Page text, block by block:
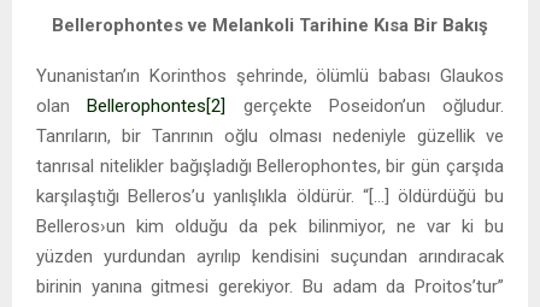
Bellerophontes ve Melankoli Tarihine Kısa Bir Bakış
Yunanistan’ın Korinthos şehrinde, ölümlü babası Glaukos
olanBellerophontes[2]
gerçekte Poseidon’un oğludur.
Tanrıların, bir Tanrının oğlu olması nedeniyle güzellik ve
tanrısal nitelikler bağışladığı Bellerophontes, bir gün çarşıda
karşılaştığı Belleros’u yanlışlıkla öldürür. “[…] öldürdüğü bu
Belleros›un kim olduğu da pek bilinmiyor, ne var ki bu
yüzden yurdundan ayrılıp kendisini suçundan arındıracak
birinin yanına gitmesi gerekiyor. Bu adam da Proitos’tur”